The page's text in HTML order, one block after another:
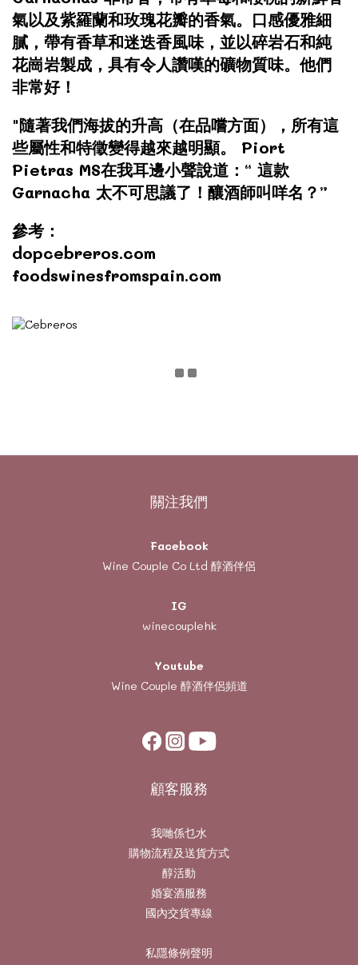
氣以及紫羅蘭和玫瑰花瓣的香氣。口感優雅細
膩，帶有香草和迷迭香風味，並以碎岩石和純
花崗岩製成，具有令人讚嘆的礦物質味。他們
非常好！
"隨著我們海拔的升高（在品嚐方面），所有這
些屬性和特徵變得越來越明顯。 Piort
Pietras MS在我耳邊小聲說道：“ 這款
Garnacha 太不可思議了！釀酒師叫咩名？”
參考：
dopcebreros.com
foodswinesfromspain.com
關注我們
Facebook
Wine Couple Co Ltd 醇酒伴侶
IG
winecouplehk
Youtube
Wine Couple 醇酒伴侶頻道
顧客服務
我哋係乜水
購物流程及送貨方式
醇活動
婚宴酒服務
國內交貨專線
私隱條例聲明